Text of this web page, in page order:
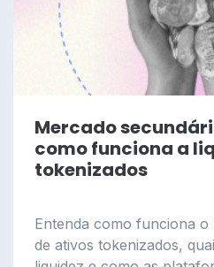
Mercado
como funciona a
tokenizados
Entenda como funciona
de ativos tokenizados,